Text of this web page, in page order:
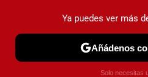
MENÚ
COCHES
Ya puedes ver más
Añádenos
Solo necesitas